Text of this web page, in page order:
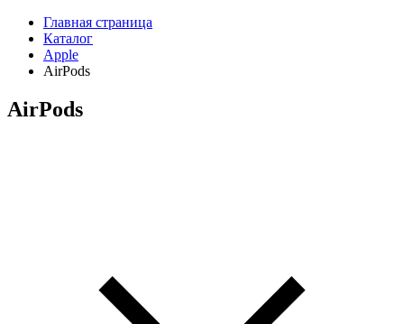
Главная страница
Каталог
Apple
AirPods
AirPods